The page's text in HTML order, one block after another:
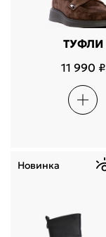
ТУФЛИ
11 990 ₽
Новинка